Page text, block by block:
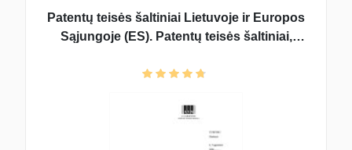
Patentų teisės šaltiniai Lietuvoje ir Europos
Sąjungoje (ES). Patentų teisės šaltiniai,